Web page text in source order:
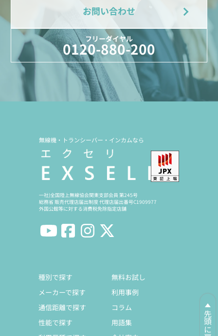
お問い合わせ
フリーダイヤル
0120-880-200
無線機・トランシーバー・インカムなら
一社)全国陸上無線協会関東支部会員 第245号
総務省 販売代理店届出制度 代理店届出番号C1909977
外国公館等に対する消費税免除指定店舗
種別で探す
メーカーで探す
通信距離で探す
性能で探す
無料お試し
利用事例
コラム
用語集